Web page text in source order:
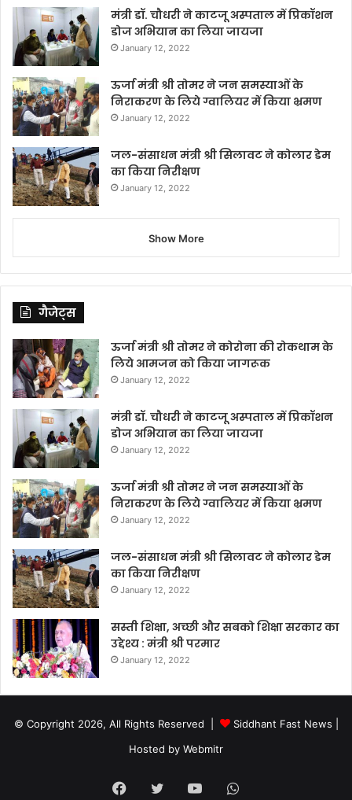
मंत्री डॉ. चौधरी ने काटजू अस्पताल में प्रिकॉशन
डोज अभियान का लिया जायजा
January 12, 2022
ऊर्जा मंत्री श्री तोमर ने जन समस्याओं के
निराकरण के लिये ग्वालियर में किया भ्रमण
January 12, 2022
जल-संसाधन मंत्री श्री सिलावट ने कोलार डेम
का किया निरीक्षण
January 12, 2022
Show More
गैजेट्स
ऊर्जा मंत्री श्री तोमर ने कोरोना की रोकथाम के
लिये आमजन को किया जागरूक
January 12, 2022
मंत्री डॉ. चौधरी ने काटजू अस्पताल में प्रिकॉशन
डोज अभियान का लिया जायजा
January 12, 2022
ऊर्जा मंत्री श्री तोमर ने जन समस्याओं के
निराकरण के लिये ग्वालियर में किया भ्रमण
January 12, 2022
जल-संसाधन मंत्री श्री सिलावट ने कोलार डेम
का किया निरीक्षण
January 12, 2022
सस्ती शिक्षा, अच्छी और सबको शिक्षा सरकार का
उद्देश्य : मंत्री श्री परमार
January 12, 2022
© Copyright 2026, All Rights Reserved | Siddhant Fast News
Hosted by Webmitr
Facebook
Twitter YouTubeWhatsApp